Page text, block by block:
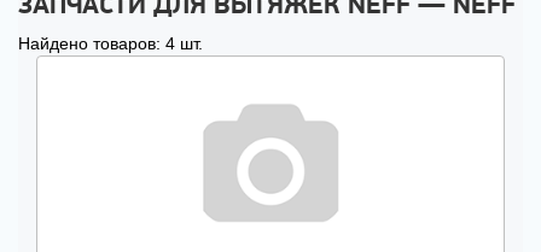
Найдено товаров: 4 шт.